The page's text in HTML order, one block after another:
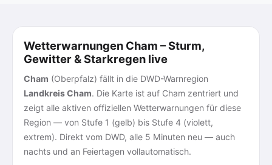
Wetterwarnungen Cham – Sturm,
Gewitter & Starkregen live
Cham (Oberpfalz) fällt in die DWD-Warnregion
Landkreis Cham. Die Karte ist auf Cham zentriert und
zeigt alle aktiven offiziellen Wetterwarnungen für diese
Region — von Stufe 1 (gelb) bis Stufe 4 (violett,
extrem). Direkt vom DWD, alle 5 Minuten neu — auch
nachts und an Feiertagen vollautomatisch.